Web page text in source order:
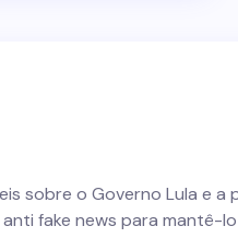
sobre o Governo Lula e
fake news para mantê-